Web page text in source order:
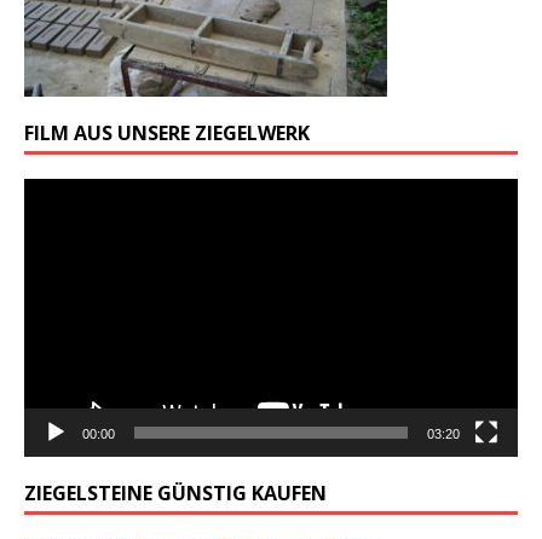
FILM AUS UNSERE ZIEGELWERK
00:00 03:20
ZIEGELSTEINE GÜNSTIG KAUFEN